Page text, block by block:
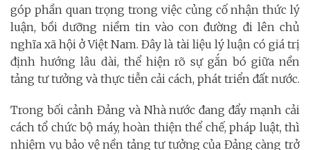
góp phần quan trọng trong việc củng cố nhận thức lý
luận, bồi dưỡng niềm tin vào con đường đi lên chủ
nghĩa xã hội ở Việt Nam. Đây là tài liệu lý luận có giá trị
định hướng lâu dài, thể hiện rõ sự gắn bó giữa nền
tảng tư tưởng và thực tiễn cải cách, phát triển đất nước.
Trong bối cảnh Đảng và Nhà nước đang đẩy mạnh cải
cách tổ chức bộ máy, hoàn thiện thể chế, pháp luật, thì
nhiệm vụ bảo vệ nền tảng tư tưởng của Đảng càng trở